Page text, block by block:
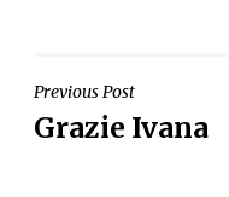
NAVIGAZIONE
ARTICOLI
Previous Post
Grazie Ivana